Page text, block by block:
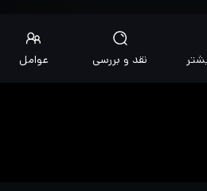
نقد و بررسی عوامل